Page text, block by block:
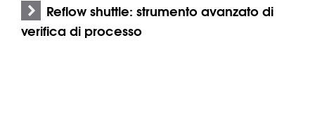
Reflow shuttle: strumento avanzato di
verifica di processo